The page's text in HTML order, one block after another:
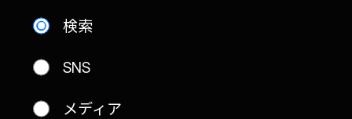
検索
SNS
メディア